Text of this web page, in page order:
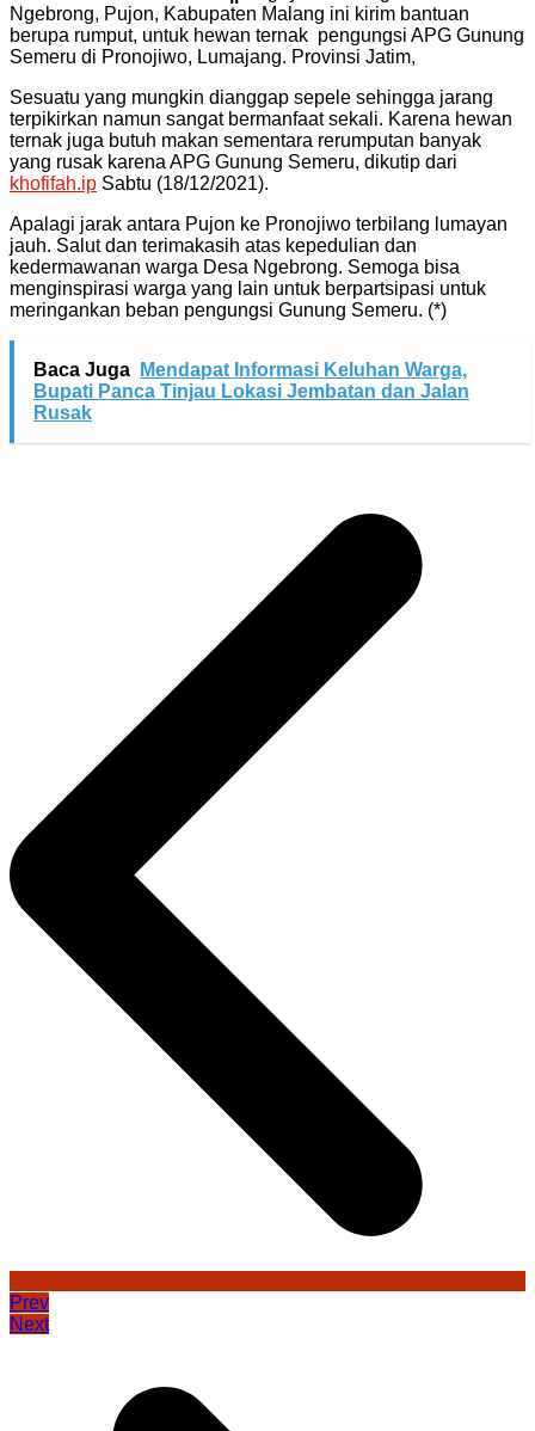
Ngebrong, Pujon, Kabupaten Malang ini kirim bantuan
berupa rumput, untuk hewan ternak pengungsi APG Gunung
Semeru di Pronojiwo, Lumajang. Provinsi Jatim,
Sesuatu yang mungkin dianggap sepele sehingga jarang
terpikirkan namun sangat bermanfaat sekali. Karena hewan
ternak juga butuh makan sementara rerumputan banyak
yang rusak karena APG Gunung Semeru, dikutip dari
khofifah.ip Sabtu (18/12/2021).
Apalagi jarak antara Pujon ke Pronojiwo terbilang lumayan
jauh. Salut dan terimakasih atas kepedulian dan
kedermawanan warga Desa Ngebrong. Semoga bisa
menginspirasi warga yang lain untuk berpartsipasi untuk
meringankan beban pengungsi Gunung Semeru. (*)
Baca Juga
Mendapat Informasi Keluhan Warga,
Bupati Panca Tinjau Lokasi Jembatan dan Jalan
Rusak
Prev
Next